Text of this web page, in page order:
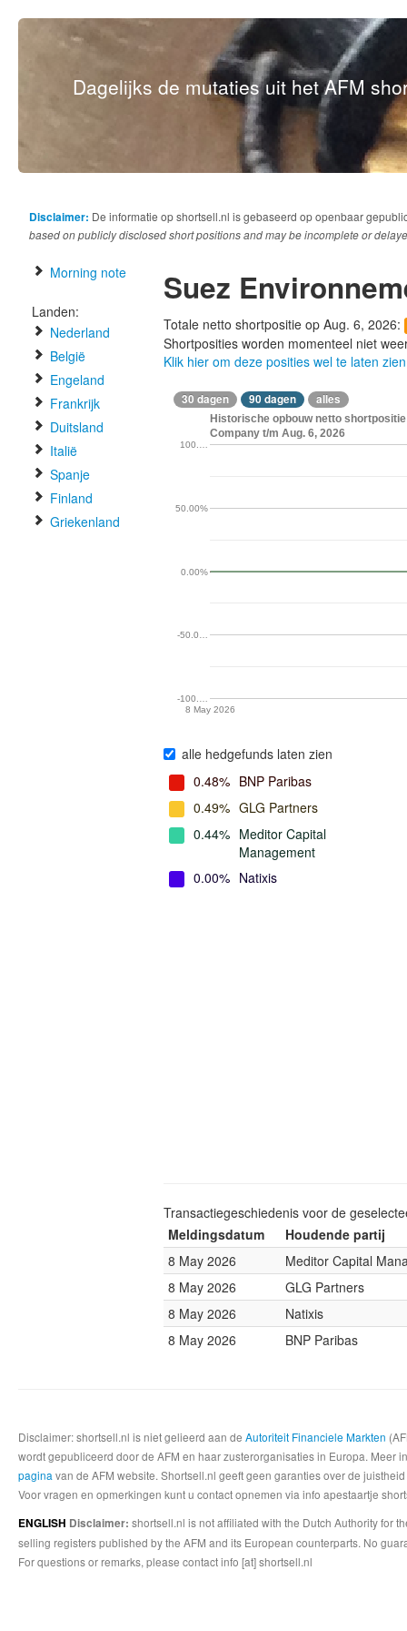
Dagelijks de mutaties uit het AFM
Disclaimer: De informatie op shortsell.nl is gebaseerd op openbaar
based on publicly disclosed short positions and may be incomplete or
Morning note
Landen:
Nederland
België
Engeland
Frankrijk
Duitsland
Italië
Spanje
Finland
Griekenland
Suez
Totale netto shortpositie op Aug. 6, 2026:
Shortposities worden momenteel niet
Klik hier om deze posities wel te laten zien
30 dagen 90 dagen alles
Historische opbouw netto
Company t/m Aug. 6, 2026
8 May 2026
-100.…
-50.0…
0.00%
50.00%
100.…
alle hedgefunds laten zien
0.48% BNP Paribas
0.49% GLG Partners
0.44% Meditor Capital
Management
0.00% Natixis
Transactiegeschiedenis voor de
Meldingsdatum
Houdende partij
8 May 2026
Meditor Capital
8 May 2026
GLG Partners
8 May 2026
Natixis
8 May 2026
BNP Paribas
Disclaimer: shortsell.nl is niet gelieerd aan de Autoriteit Financiele Markten
wordt gepubliceerd door de AFM en haar zusterorganisaties in Europa.
pagina van de AFM website. Shortsell.nl geeft geen garanties over de
Voor vragen en opmerkingen kunt u contact opnemen via info apestaartje
ENGLISH Disclaimer: shortsell.nl is not affiliated with the Dutch Authority for
selling registers published by the AFM and its European counterparts. No
For questions or remarks, please contact info [at] shortsell.nl